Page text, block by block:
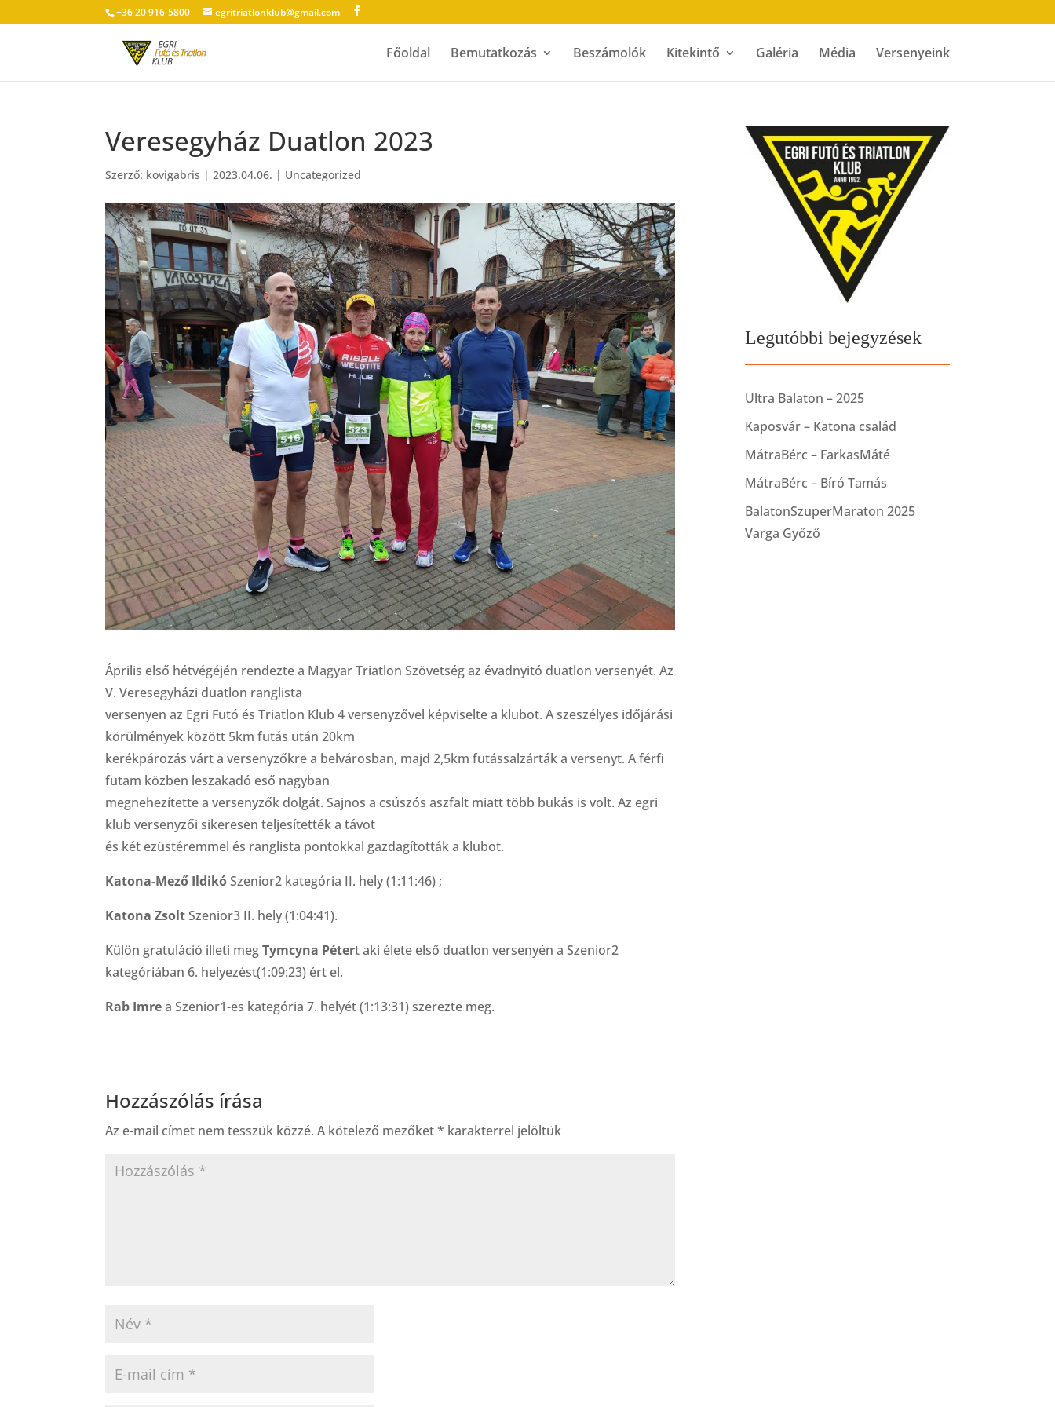
+36 20 916-5800 egritriatlonklub@gmail.com
Főoldal Bemutatkozás Beszámolók Kitekintő Galéria Média Versenyeink
Veresegyház Duatlon 2023
Szerző: kovigabris |2023.04.06. | Uncategorized
Április első hétvégéjén rendezte a Magyar Triatlon Szövetség az évadnyitó duatlon versenyét. Az
V. Veresegyházi duatlon ranglista
versenyen az Egri Futó és Triatlon Klub 4 versenyzővel képviselte a klubot. A szeszélyes időjárási
körülmények között 5km futás után 20km
kerékpározás várt a versenyzőkre a belvárosban, majd 2,5km futássalzárták a versenyt. A férfi
futam közben leszakadó eső nagyban
megnehezítette a versenyzők dolgát. Sajnos a csúszós aszfalt miatt több bukás is volt. Az egri
klub versenyzői sikeresen teljesítették a távot
és két ezüstéremmel és ranglista pontokkal gazdagították a klubot.
Katona-Mező IldikóSzenior2 kategória II. hely (1:11:46) ;
Katona ZsoltSzenior3 II. hely (1:04:41).
Külön gratuláció illeti megTymcyna Pétert aki élete első duatlon versenyén a Szenior2
kategóriában 6. helyezést(1:09:23) ért el.
Rab Imrea Szenior1-es kategória 7. helyét (1:13:31) szerezte meg.
Hozzászólás írása
Az e-mail címet nem tesszük közzé. A kötelező mezőket* karakterrel jelöltük
Legutóbbi bejegyzések
Ultra Balaton – 2025
Kaposvár – Katona család
MátraBérc – FarkasMáté
MátraBérc – Bíró Tamás
BalatonSzuperMaraton 2025
Varga Győző